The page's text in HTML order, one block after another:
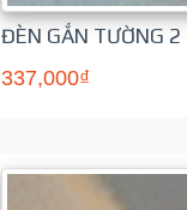
ĐÈN GẮN TƯỜNG
337,000₫